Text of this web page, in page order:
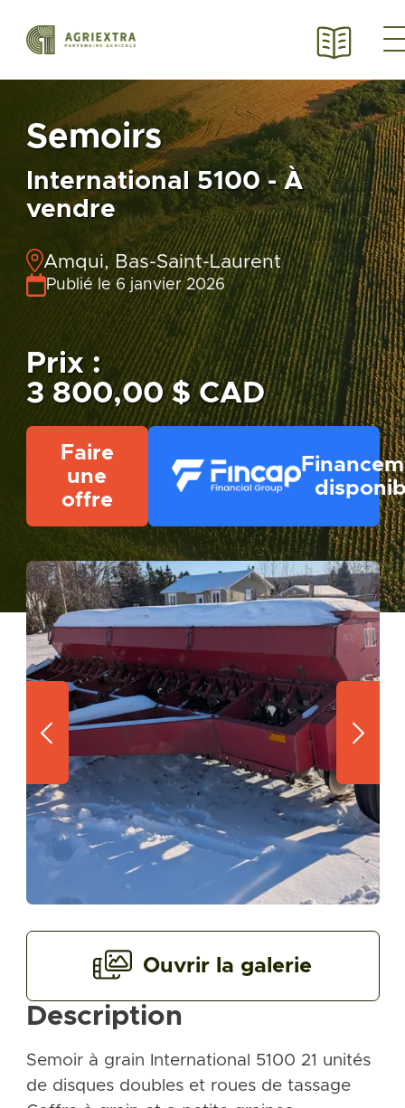
Semoirs
International 5100 - À
vendre
Amqui, Bas-Saint-Laurent
Publié le 6 janvier 2026
Prix :
3 800,00 $ CAD
Faire
une
offre
Description
Semoir à grain International 5100 21 unités
de disques doubles et roues de tassage
Ouvrir la galerie